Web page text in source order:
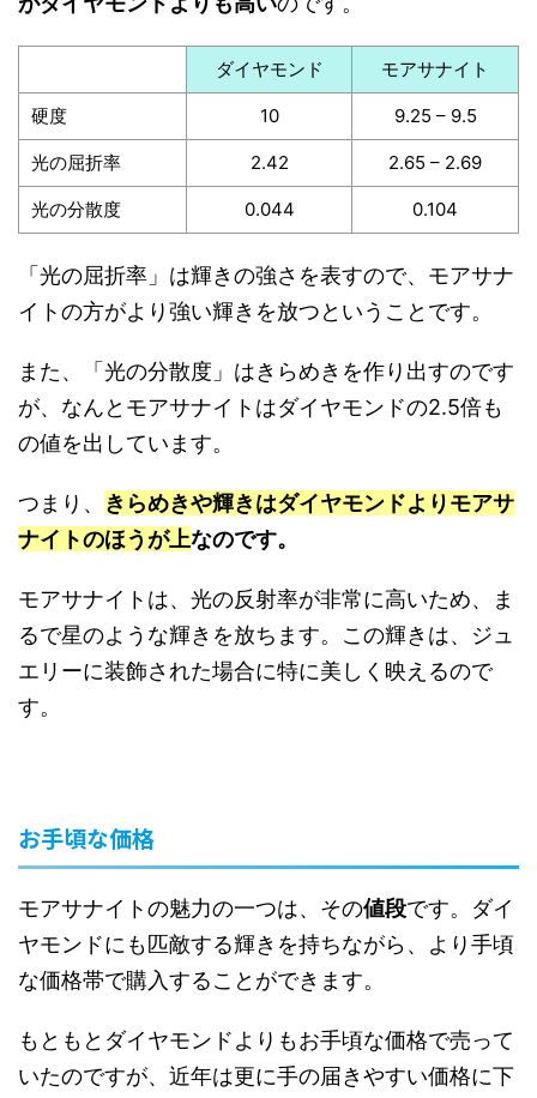
ダイヤモンド モアサナイト
硬度 10 9.25 – 9.5
光の屈折率 2.42 2.65 – 2.69
光の分散度 0.044 0.104
「光の屈折率」は輝きの強さを表すので、モアサナ
イトの方がより強い輝きを放つということです。
また、「光の分散度」はきらめきを作り出すのです
が、なんとモアサナイトはダイヤモンドの2.5倍も
の値を出しています。
つまり、 きらめきや輝きはダイヤモンドよりモアサ
ナイトのほうが上なのです。
モアサナイトは、光の反射率が非常に高いため、ま
るで星のような輝きを放ちます。この輝きは、ジュ
エリーに装飾された場合に特に美しく映えるので
す。
お手頃な価格
モアサナイトの魅力の一つは、その値段です。ダイ
ヤモンドにも匹敵する輝きを持ちながら、より手頃
な価格帯で購入することができます。
もともとダイヤモンドよりもお手頃な価格で売って
いたのですが、近年は更に手の届きやすい価格に下